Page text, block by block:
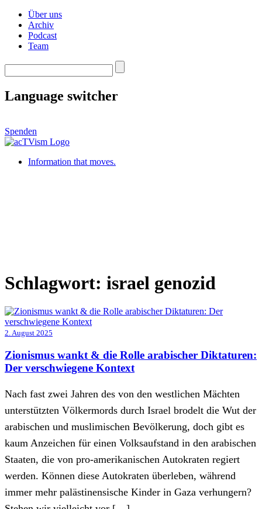
Über uns
Archiv
Podcast
Team
Language switcher
Spenden
Information that moves.
Schlagwort: israel genozid
2. August 2025
Zionismus wankt & die Rolle arabischer Diktaturen:
Der verschwiegene Kontext
Nach fast zwei Jahren des von den westlichen Mächten
unterstützten Völkermords durch Israel brodelt die Wut der
arabischen und muslimischen Bevölkerung, doch gibt es
kaum Anzeichen für einen Volksaufstand in den arabischen
Staaten, die von pro-amerikanischen Autokraten regiert
werden. Können diese Autokraten überleben, während
immer mehr palästinensische Kinder in Gaza verhungern?